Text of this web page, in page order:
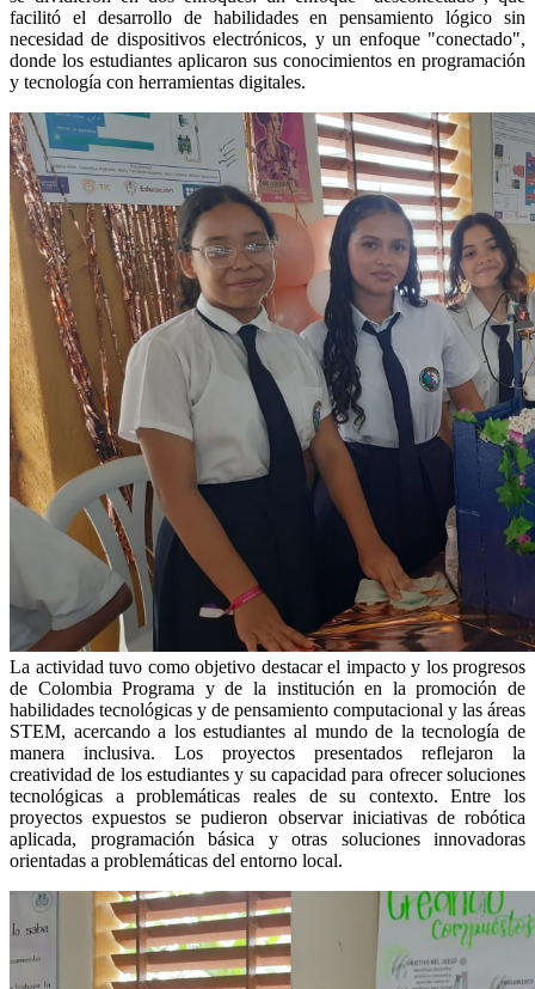
facilitó el desarrollo de habilidades en pensamiento lógico sin
necesidad de dispositivos electrónicos, y un enfoque "conectado",
donde los estudiantes aplicaron sus conocimientos en programación
y tecnología con herramientas digitales.
La actividad tuvo como objetivo destacar el impacto y los progresos
de Colombia Programa y de la institución en la promoción de
habilidades tecnológicas y de pensamiento computacional y las áreas
STEM, acercando a los estudiantes al mundo de la tecnología de
manera inclusiva. Los proyectos presentados reflejaron la
creatividad de los estudiantes y su capacidad para ofrecer soluciones
tecnológicas a problemáticas reales de su contexto. Entre los
proyectos expuestos se pudieron observar iniciativas de robótica
aplicada, programación básica y otras soluciones innovadoras
orientadas a problemáticas del entorno local.